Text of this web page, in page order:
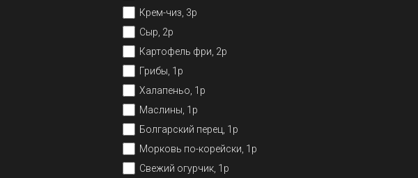
Крем-чиз, 3р
Сыр, 2р
Картофель фри, 2р
Грибы, 1р
Халапеньо, 1р
Маслины, 1р
Болгарский перец, 1р
Морковь по-корейски, 1р
Свежий огурчик, 1р